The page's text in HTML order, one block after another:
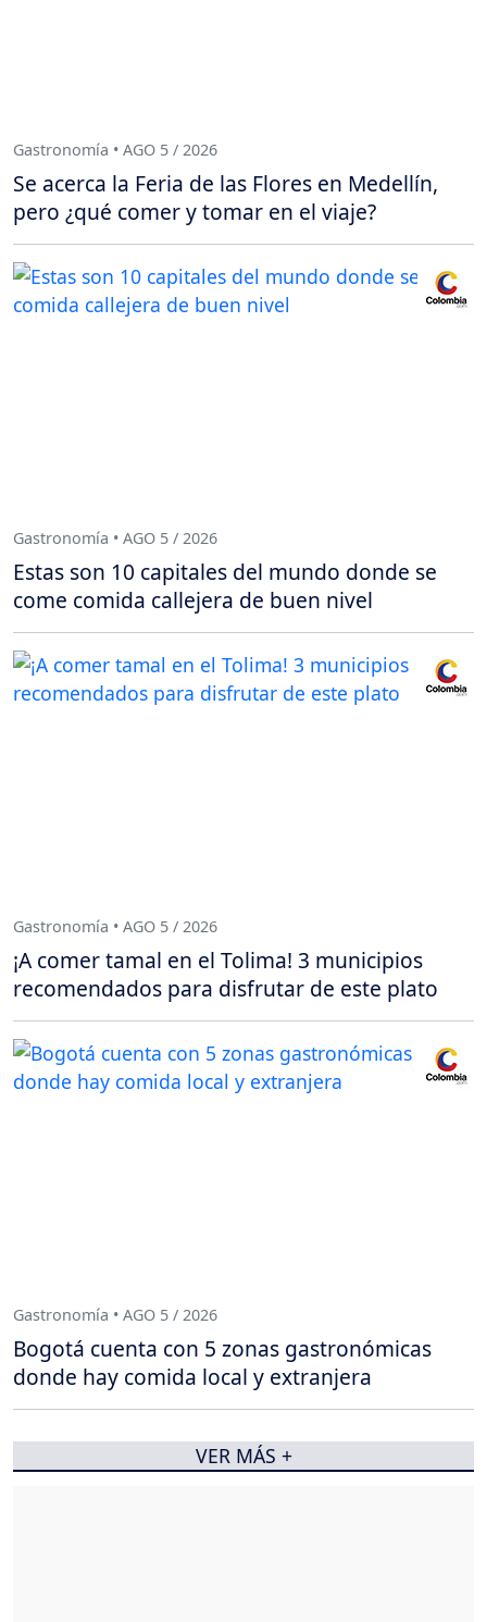
Gastronomía • AGO 5 / 2026
Se acerca la Feria de las Flores en Medellín,
pero ¿qué comer y tomar en el viaje?
Gastronomía • AGO 5 / 2026
Estas son 10 capitales del mundo donde se
come comida callejera de buen nivel
Gastronomía • AGO 5 / 2026
¡A comer tamal en el Tolima! 3 municipios
recomendados para disfrutar de este plato
Gastronomía • AGO 5 / 2026
Bogotá cuenta con 5 zonas gastronómicas
donde hay comida local y extranjera
VER MÁS +